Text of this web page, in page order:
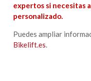
expertos si necesitas
personalizado.
Puedes ampliar
Bikelift.es.